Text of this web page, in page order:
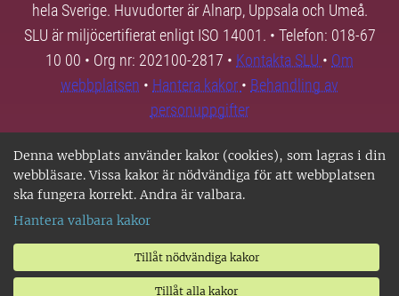
Denna webbplats använder kakor (cookies), som lagras i din
webbläsare. Vissa kakor är nödvändiga för att webbplatsen
ska fungera korrekt. Andra är valbara.
Hantera valbara kakor
Tillåt nödvändiga kakor
Tillåt alla kakor
hela Sverige. Huvudorter är Alnarp, Uppsala och Umeå.
SLU är miljöcertifierat enligt ISO 14001. • Telefon: 018-67
10 00 • Org nr: 202100-2817 • Kontakta SLU • Om
webbplatsen • Hantera kakor • Behandling av
personuppgifter